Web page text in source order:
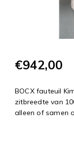
€942,00
BOCX fauteuil
zitbreedte van
alleen of samen